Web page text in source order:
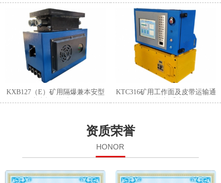
KXB127（E）矿用隔爆兼本安型
KTC316矿用工作面及皮带运输通
资质荣誉
HONOR